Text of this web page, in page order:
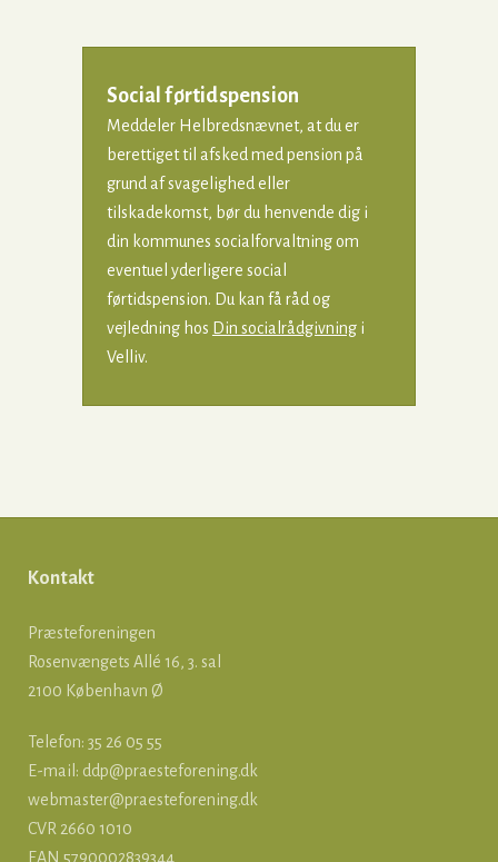
Social førtidspension
Meddeler Helbredsnævnet, at du er
berettiget til afsked med pension på
grund af svagelighed eller
tilskadekomst, bør du henvende dig i
din kommunes socialforvaltning om
eventuel yderligere social
førtidspension. Du kan få råd og
vejledning hos Din socialrådgivningi
Velliv.
Kontakt
Præsteforeningen
Rosenvængets Allé 16, 3. sal
2100 København Ø
Telefon: 35 26 05 55
E-mail: ddp@praesteforening.dk
webmaster@praesteforening.dk
CVR 2660 1010
EAN 5790002839344